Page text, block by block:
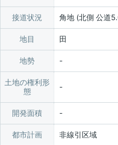
接道状況 角地 (北側 公道
地目 田
地勢
土地の権利形
態
開発面積
都市計画 非線引区域